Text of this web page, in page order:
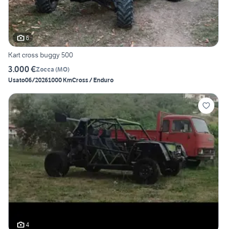
6
Kart cross buggy 500
3.000 €Zocca (MO)
Usato06/20261000 KmCross / Enduro
4